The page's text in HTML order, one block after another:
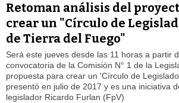
Retoman análisis del
crear un "Círculo de
de Tierra del Fuego"
Será este jueves desde las 11 horas a partir
convocatoria de la Comisión N° 1 de la
propuesta para crear un 'Círculo de
presentó en julio de 2017 y es una iniciativa
legislador Ricardo Furlan (FpV)